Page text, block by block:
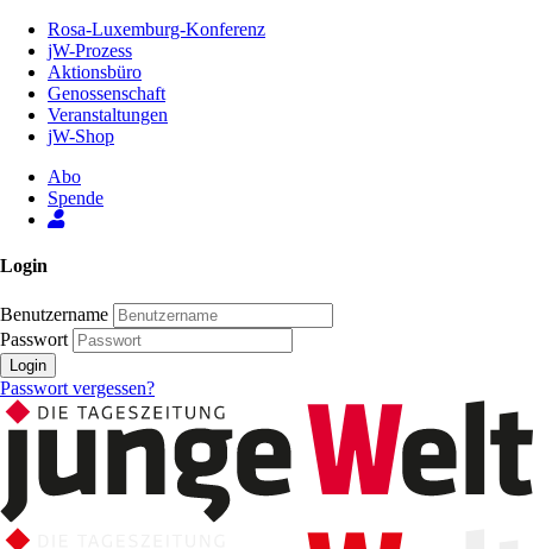
Inhalt
Seite
Rosa-Luxemburg-Konferenz
jW-Prozess
Aktionsbüro
Genossenschaft
Veranstaltungen
jW-Shop
Abo
Spende
Login
Benutzername
Passwort
Login
Passwort vergessen?